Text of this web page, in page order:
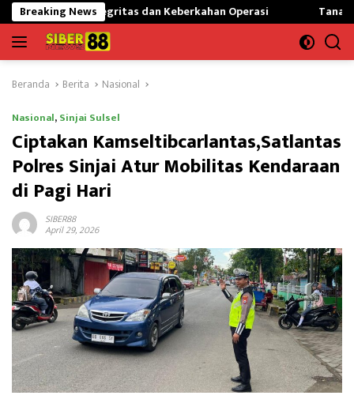
Langsung
ke
konten
Breaking News
dan Keberkahan Operasi Tanamkan Cinta
Beranda Berita Nasional
Nasional,Sinjai Sulsel
Ciptakan Kamseltibcarlantas,Satlantas
Polres Sinjai Atur Mobilitas Kendaraan
di Pagi Hari
SIBER88
April 29, 2026